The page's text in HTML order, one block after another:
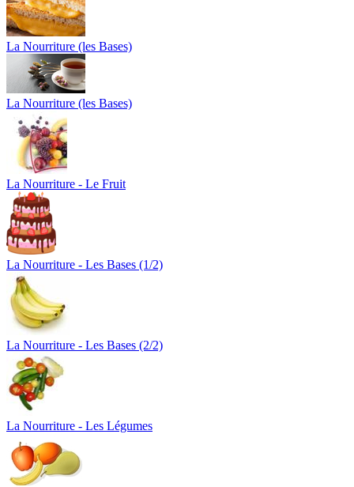
La Nourriture (les Bases)
La Nourriture (les Bases)
La Nourriture - Le Fruit
La Nourriture - Les Bases (1/2)
La Nourriture - Les Bases (2/2)
La Nourriture - Les Légumes